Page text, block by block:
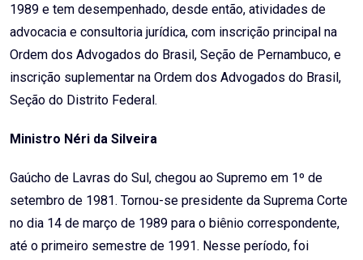
1989 e tem desempenhado, desde então, atividades de
advocacia e consultoria jurídica, com inscrição principal na
Ordem dos Advogados do Brasil, Seção de Pernambuco, e
inscrição suplementar na Ordem dos Advogados do Brasil,
Seção do Distrito Federal.
Ministro Néri da Silveira
Gaúcho de Lavras do Sul, chegou ao Supremo em 1º de
setembro de 1981. Tornou-se presidente da Suprema Corte
no dia 14 de março de 1989 para o biênio correspondente,
até o primeiro semestre de 1991. Nesse período, foi